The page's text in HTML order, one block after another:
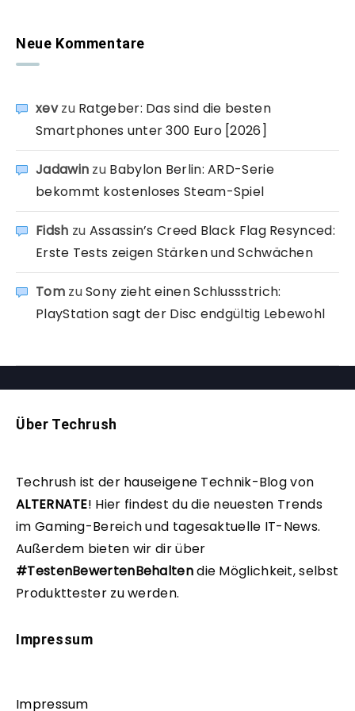
Neue Kommentare
xevzu Ratgeber: Das sind die besten
Smartphones unter 300 Euro [2026]
Jadawin zu Babylon Berlin: ARD-Serie
bekommt kostenloses Steam-Spiel
Fidsh zu Assassin’s Creed Black Flag Resynced:
Erste Tests zeigen Stärken und Schwächen
TomzuSony zieht einen Schlussstrich:
PlayStation sagt der Disc endgültig Lebewohl
Über Techrush
Techrush ist der hauseigene Technik-Blog von
ALTERNATE! Hier findest du die neuesten Trends
im Gaming-Bereich und tagesaktuelle IT-News.
Außerdem bieten wir dir über
#TestenBewertenBehaltendie Möglichkeit, selbst
Produkttester zu werden.
Impressum
Impressum